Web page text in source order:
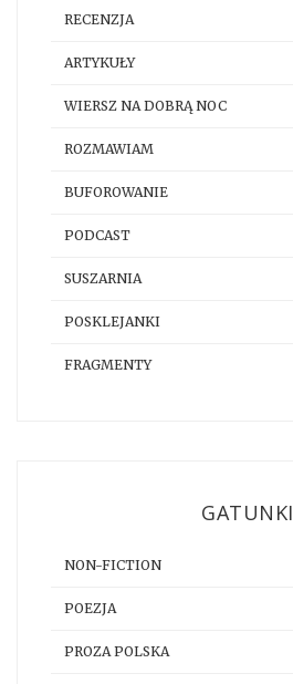
RECENZJA
ARTYKUŁY
WIERSZ NA DOBRĄ NOC
ROZMAWIAM
BUFOROWANIE
PODCAST
SUSZARNIA
POSKLEJANKI
FRAGMENTY
GATUNKI
NON-FICTION
POEZJA
PROZA POLSKA